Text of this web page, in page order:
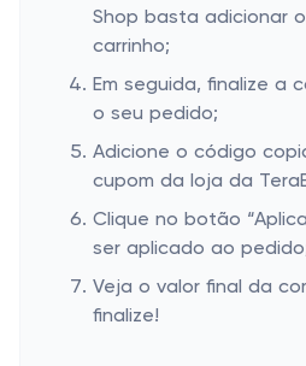
Shop basta adicionar
carrinho;
Em seguida, finalize a
o seu pedido;
Adicione o código
cupom da loja da
Clique no botão
ser aplicado ao
Veja o valor final da
finalize!